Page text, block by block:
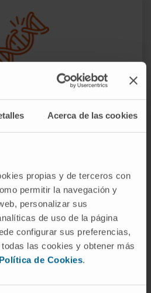
Acerca de las cookies
propias y de terceros con
permitir la navegación y
personalizar sus
de uso de la página
configurar sus preferencias,
las cookies y obtener más
Política de Cookies.
las alteraciones genéticas
y desarrollo del